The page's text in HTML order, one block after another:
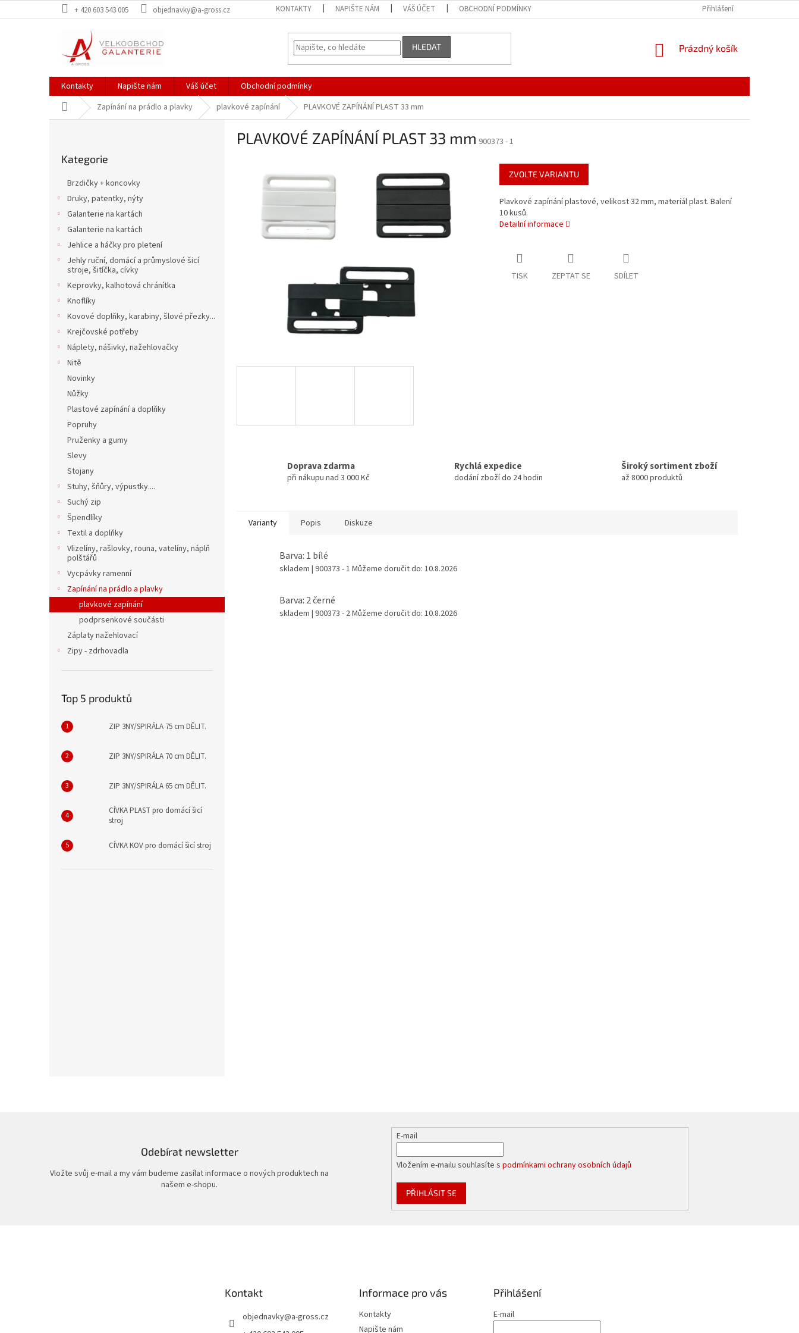
na
+ 420 603 543 005 objednavky@a-gross.cz KONTAKTY NAPIŠTE NÁM VÁŠ ÚČET OBCHODNÍ PODMÍNKY REKLAMACE
Přihlášení
HLEDAT
NÁKUPNÍ
Prázdný košík
Kontakty Napište nám Váš účet
Obchodní podmínky
Domů Zapínání na prádlo a plavky plavkové zapínání PLAVKOVÉ ZAPÍNÁNÍ PLAST 33 mm
kategorie
Kategorie
Brzdičky + koncovky
Druky, patentky, nýty
Galanterie na kartách
Galanterie na kartách
Jehlice a háčky pro pletení
Jehly ruční, domácí a průmyslové šicí
stroje, šitíčka, cívky
Keprovky, kalhotová chránítka
Knoflíky
Kovové doplňky, karabiny, šlové přezky...
Krejčovské potřeby
Náplety, nášivky, nažehlovačky
Nitě
Novinky
Nůžky
Plastové zapínání a doplňky
Popruhy
Pruženky a gumy
Slevy
Stojany
Stuhy, šňůry, výpustky....
Suchý zip
Špendlíky
Textil a doplňky
Vlizelíny, rašlovky, rouna, vatelíny, náplň
polštářů
Vycpávky ramenní
Zapínání na prádlo a plavky
plavkové zapínání
podprsenkové součásti
Záplaty nažehlovací
Zipy - zdrhovadla
Top 5 produktů
ZIP 3NY/SPIRÁLA 75 cm DĚLIT.
ZIP 3NY/SPIRÁLA 70 cm DĚLIT.
ZIP 3NY/SPIRÁLA 65 cm DĚLIT.
CÍVKA PLAST pro domácí šicí
stroj
CÍVKA KOV pro domácí šicí stroj
PLAVKOVÉ ZAPÍNÁNÍ PLAST 33 mm 900373 - 1
ZVOLTE VARIANTU
Plavkové zapínání plastové, velikost 32 mm, materiál plast. Balení
10 kusů.
Detailní informace
TISK ZEPTAT SE SDÍLET
Doprava zdarma
při nákupu nad 3 000 Kč
Rychlá expedice
dodání zboží do 24 hodin
Široký sortiment zboží
až 8000 produktů
Varianty Popis Diskuze
Barva: 1 bílé
skladem | 900373 - 1 Můžeme doručit do: 10.8.2026
Barva: 2 černé
skladem | 900373 - 2Můžeme doručit do: 10.8.2026
Odebírat newsletter
Vložte svůj e-mail a my vám budeme zasílat informace o nových produktech na
našem e-shopu.
E-mail
Vložením e-mailu souhlasíte spodmínkami ochrany osobních údajů
PŘIHLÁSIT SE
Kontakt
objednavky@a-gross.cz
Informace pro vás
Kontakty
Napište nám
Přihlášení
E-mail